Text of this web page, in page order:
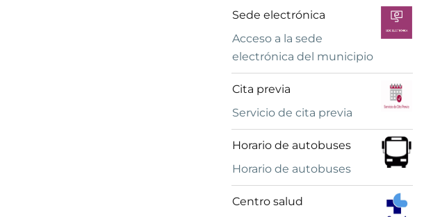
Sede electrónica
Acceso a la sede
electrónica del municipio
Cita previa
Servicio de cita previa
Horario de autobuses
Horario de autobuses
Centro salud